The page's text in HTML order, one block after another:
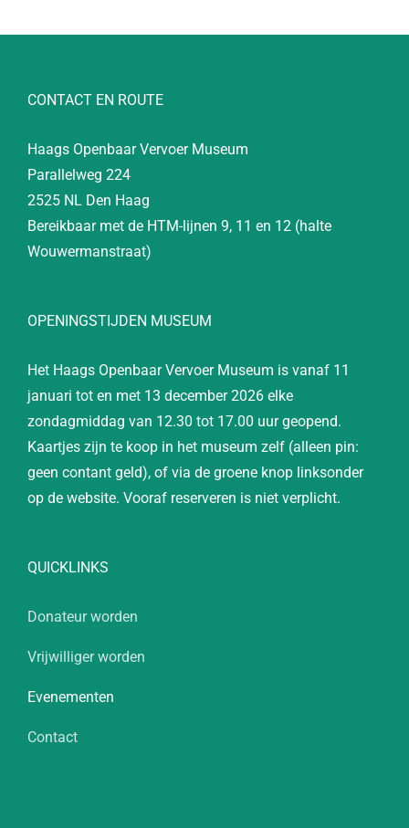
CONTACT EN ROUTE
Haags Openbaar Vervoer Museum
Parallelweg 224
2525 NL Den Haag
Bereikbaar met de HTM-lijnen 9, 11 en 12 (halte
Wouwermanstraat)
OPENINGSTIJDEN MUSEUM
Het Haags Openbaar Vervoer Museum is vanaf 11
januari tot en met 13 december 2026 elke
zondagmiddag van 12.30 tot 17.00 uur geopend.
Kaartjes zijn te koop in het museum zelf (alleen pin:
geen contant geld), of via de groene knop linksonder
op de website. Vooraf reserveren is niet verplicht.
QUICKLINKS
Donateur worden
Vrijwilliger worden
Evenementen
Contact